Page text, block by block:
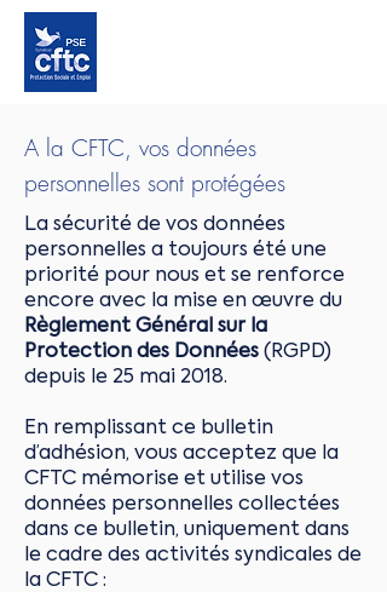
A la CFTC, vos données
personnelles sont protégées
La sécurité de vos données
personnelles a toujours été une
priorité pour nous et se renforce
encore avec la mise en œuvre du
Règlement Général sur la
Protection des Données(RGPD)
depuis le 25 mai 2018.
En remplissant ce bulletin
d’adhésion, vous acceptez que la
CFTC mémorise et utilise vos
données personnelles collectées
dans ce bulletin, uniquement dans
le cadre des activités syndicales de
la CFTC :